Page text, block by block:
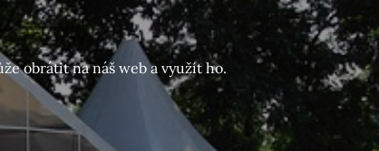
obrátit na náš web a využít ho.